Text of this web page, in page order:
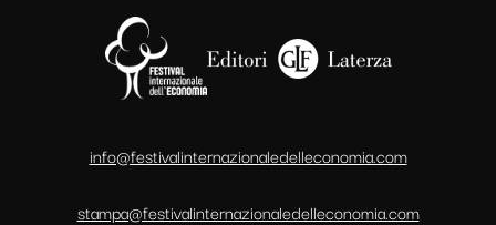
info@festivalinternazionaledelleconomia.com
stampa@festivalinternazionaledelleconomia.com